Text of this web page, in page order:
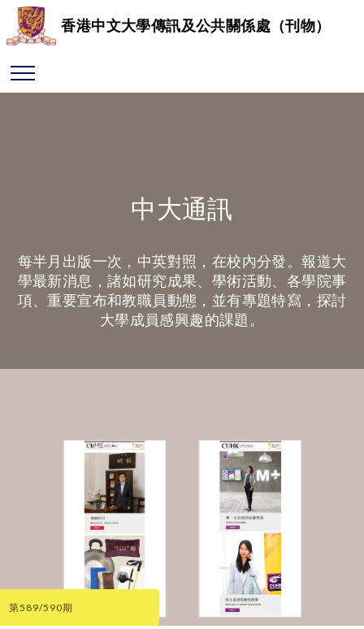
香港中文大學傳訊及公共關係處（刊物）
中大通訊
每半月出版一次，中英對照，在校內分發。報道大
學最新消息，諸如研究成果、學術活動、各學院事
項、重要宣布和教職員動態，並有專題特寫，探討
大學成員感興趣的課題。
第589/590期